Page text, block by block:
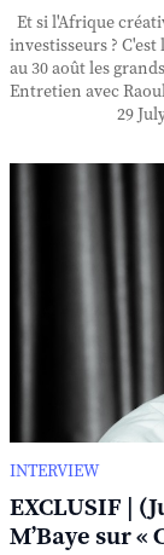
Et si l'Afrique
investisseurs ?
au 30 août les
Entretien avec
29
INTERVIEW
EXCLUSIF |
M’Baye sur «